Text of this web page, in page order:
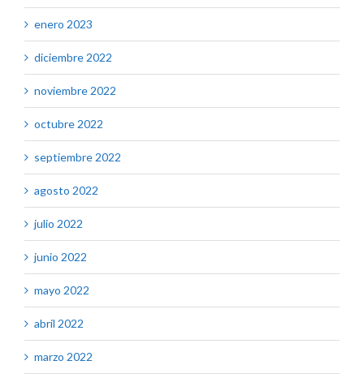
enero 2023
diciembre 2022
noviembre 2022
octubre 2022
septiembre 2022
agosto 2022
julio 2022
junio 2022
mayo 2022
abril 2022
marzo 2022